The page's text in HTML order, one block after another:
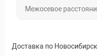
Межосевое
Доставка по